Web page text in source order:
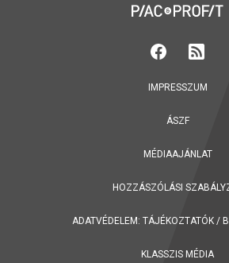
IMPRESSZUM
ÁSZF
MÉDIAAJÁNLAT
HOZZÁSZÓLÁSI
ADATVÉDELEM: TÁJÉKOZTATÓK /
KLASSZIS MÉDIA